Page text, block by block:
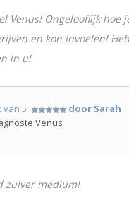
Venus! Ongelooflijk hoe
en kon invoelen!
in u!
van 5
door Sarah
Venus
zuiver medium!